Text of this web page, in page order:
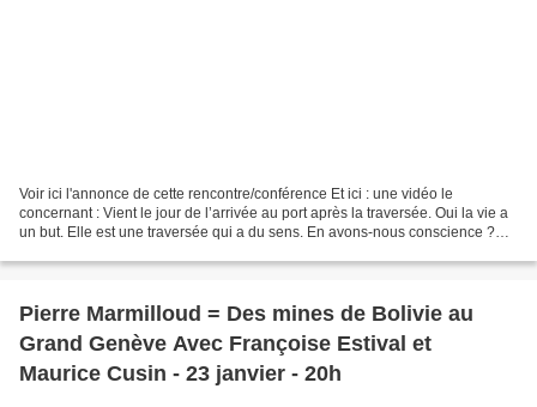
Voir ici l'annonce de cette rencontre/conférence Et ici : une vidéo le
concernant : Vient le jour de l’arrivée au port après la traversée. Oui la vie a
un but. Elle est une traversée qui a du sens. En avons-nous conscience ?
Pierre Marmilloud = Des mines de Bolivie au
Grand Genève Avec Françoise Estival et
Maurice Cusin - 23 janvier - 20h